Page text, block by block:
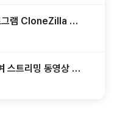
그램 CloneZilla Liv
트리밍 동영상 다